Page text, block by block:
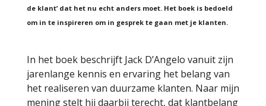
de klant’ dat het nu echt anders moet. Het boek is bedoeld
om in te inspireren om in gesprek te gaan met je klanten.
In het boek beschrijft Jack D’Angelo vanuit zijn
jarenlange kennis en ervaring het belang van
het realiseren van duurzame klanten. Naar mijn
mening stelt hij daarbij terecht, dat klantbelang